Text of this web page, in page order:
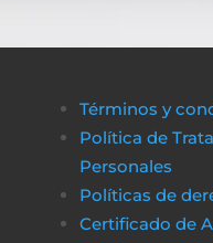
Términos y
Política de
Personales
Políticas de
Certificado de